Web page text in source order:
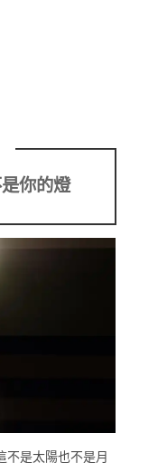
你的燈
不是太陽也不是月